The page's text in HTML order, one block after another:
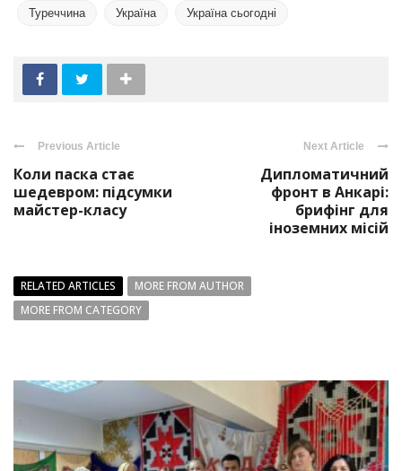
Туреччина Україна Україна сьогодні
Previous Article
Коли паска стає
шедевром: підсумки
майстер-класу
Next Article
Дипломатичний
фронт в Анкарі:
брифінг для
іноземних місій
RELATED ARTICLES
MORE FROM AUTHOR
MORE FROM CATEGORY